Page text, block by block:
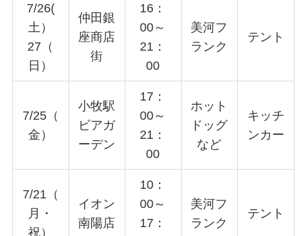
7/26(
土）
27（
日）
仲田銀
座商店
街
16：
00～
21：
00
美河フ
ランク
テント
7/25（
金）
小牧駅
ビアガ
ーデン
17：
00～
21：
00
ホット
ドッグ
など
キッチ
ンカー
7/21（
月・
祝）
イオン
南陽店
10：
00～
17：
美河フ
ランク
テント